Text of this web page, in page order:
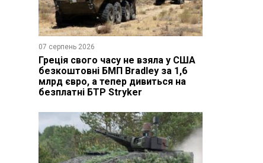
07 серпень 2026
Греція свого часу не взяла у США
безкоштовні БМП Bradley за 1,6
млрд євро, а тепер дивиться на
безплатні БТР Stryker